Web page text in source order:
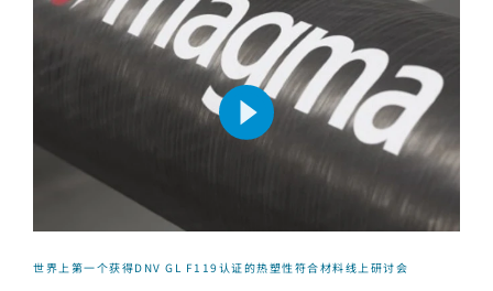
世界上第一个获得DNV GL F119认证的热塑性符合材料线上研讨会